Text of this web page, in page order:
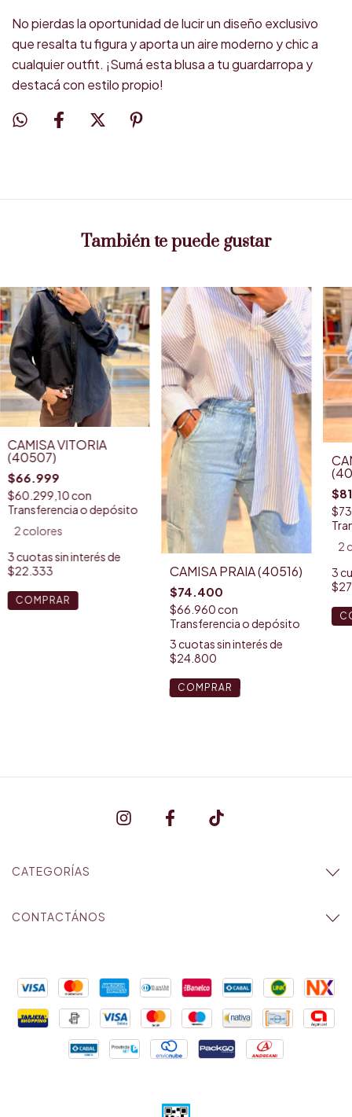
No pierdas la oportunidad de lucir un diseño exclusivo
que resalta tu figura y aporta un aire moderno y chic a
cualquier outfit. ¡Sumá esta blusa a tu guardarropa y
destacá con estilo propio!
También te puede gustar
CAMISA VITORIA
(40507)
$66.999
$60.299,10con
Transferencia o depósito
2 colores
3cuotas sin interés de
$22.333
COMPRAR
CAMISA PRAIA (40516)
$74.400
$66.960con
Transferencia o depósito
3cuotas sin interés de
$24.800
COMPRAR
2
3
CATEGORÍAS
CONTACTÁNOS